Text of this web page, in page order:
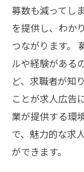
募数も減ってし
を提供し、わか
つながります。
ルや経験がある
ど、求職者が知
ことが求人広告
業が提供する環
で、魅力的な求
ができます。